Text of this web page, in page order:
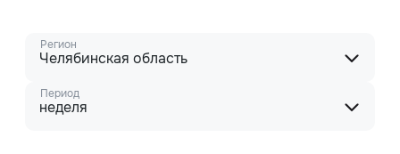
Регион
Челябинская область
Период
неделя